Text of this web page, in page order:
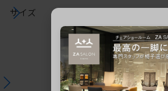
サイズ